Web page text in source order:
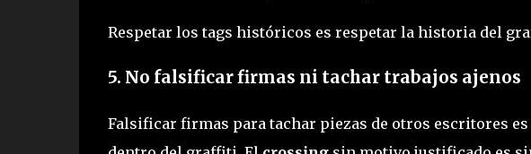
Respetar los tags históricos es respetar la historia del
5. No falsificar firmas ni tachar trabajos ajenos
Falsificar firmas para tachar piezas de otros escritores